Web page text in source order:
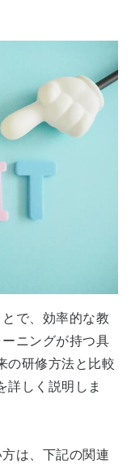
で、効率的な教
ニングが持つ具
の研修方法と比較
詳しく説明しま
は、下記の関連